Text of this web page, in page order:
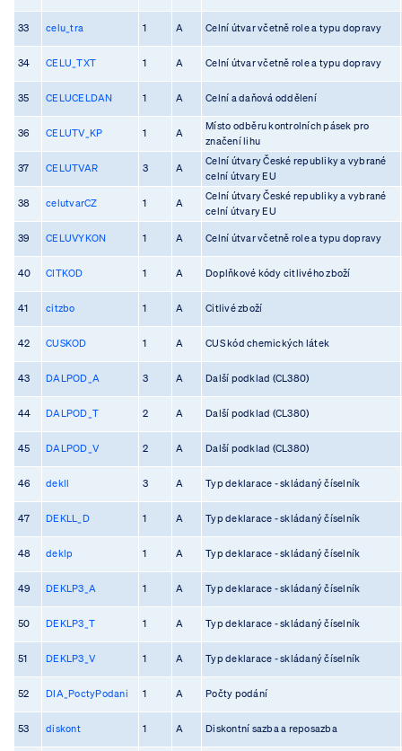
33 celu_tra 1 A Celní útvar včetně role a typu dopravy
34 CELU_TXT 1 A Celní útvar včetně role a typu dopravy
35 CELUCELDAN 1 A Celní a daňová oddělení
36 CELUTV_KP 1 A
Místo odběru kontrolních pásek pro
značení lihu
37 CELUTVAR 3 A
Celní útvary České republiky a vybrané
celní útvary EU
38 celutvarCZ 1 A
Celní útvary České republiky a vybrané
celní útvary EU
39 CELUVYKON 1 A Celní útvar včetně role a typu dopravy
40 CITKOD 1 A Doplňkové kódy citlivého zboží
41 citzbo 1 A Citlivé zboží
42 CUSKOD 1 A CUS kód chemických látek
43 DALPOD_A 3 A Další podklad (CL380)
44 DALPOD_T 2 A Další podklad (CL380)
45 DALPOD_V 2 A Další podklad (CL380)
46 dekll 3 A Typ deklarace - skládaný číselník
47 DEKLL_D 1 A Typ deklarace - skládaný číselník
48 deklp 1 A Typ deklarace - skládaný číselník
49 DEKLP3_A 1 A Typ deklarace - skládaný číselník
50 DEKLP3_T 1 A Typ deklarace - skládaný číselník
51 DEKLP3_V 1 A Typ deklarace - skládaný číselník
52 DIA_PoctyPodani 1 A Počty podání
53 diskont 1 A Diskontní sazba a reposazba